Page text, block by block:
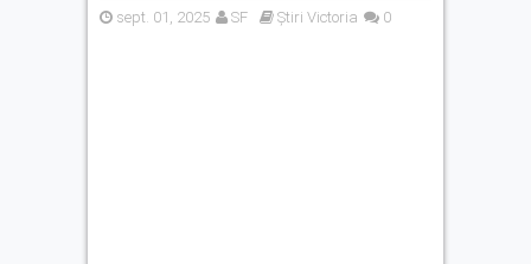
Vreme extremă în zona
sept. 01, 2025 SF Știri Victoria 0